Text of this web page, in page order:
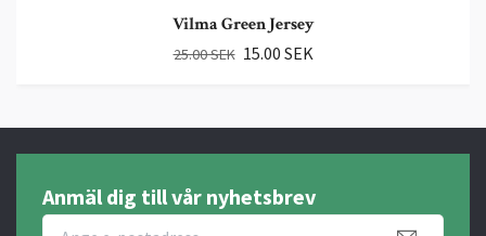
Vilma Green Jersey
25.00 SEK 15.00 SEK
Anmäl dig till vår nyhetsbrev